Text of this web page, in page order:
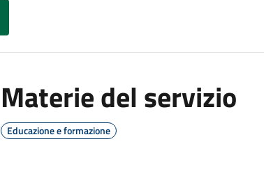
Materie del servizio
Educazione e formazione